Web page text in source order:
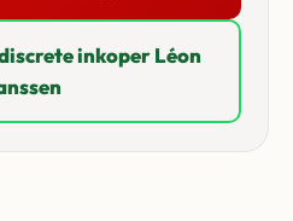
inkoper Léon